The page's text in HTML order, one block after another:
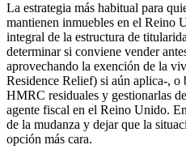
La estrategia más habitual para
mantienen inmuebles en el Reino
integral de la estructura de
determinar si conviene vender
aprovechando la exención de la
Residence Relief) si aún aplica-, o
HMRC residuales y gestionarlas
agente fiscal en el Reino Unido.
de la mudanza y dejar que la
opción más cara.